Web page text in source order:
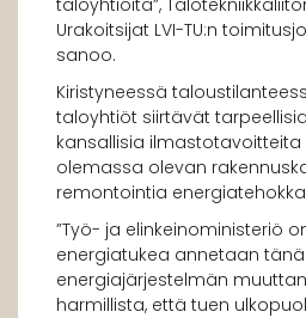
taloyhtiöitä”,
Urakoitsijat LVI-TU:n
sanoo.
Kiristyneessä
taloyhtiöt siirtävät
kansallisia
olemassa olevan
remontointia
”Työ- ja elinkeinoministeriö
energiatukea annetaan
energiajärjestelmän
harmillista, että tuen